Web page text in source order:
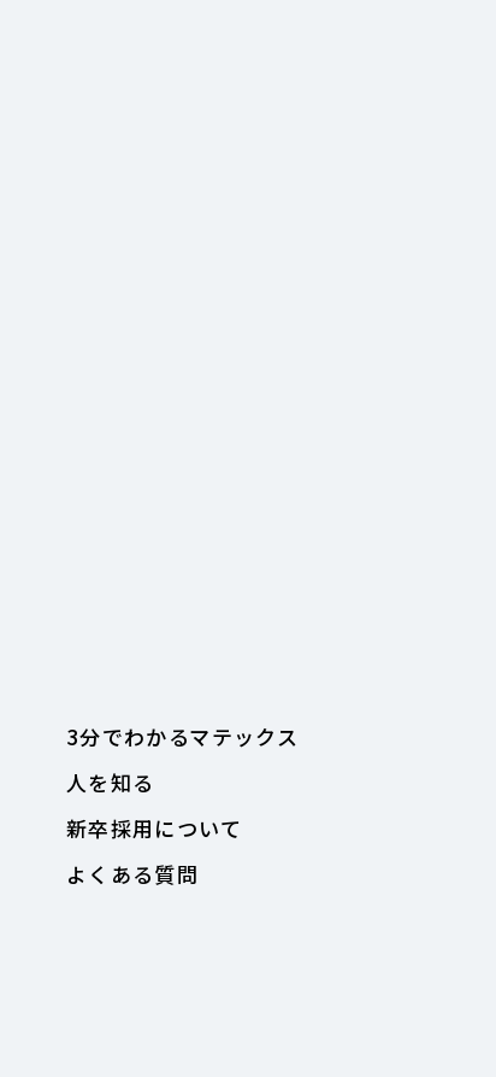
3分でわかるマテックス
人を知る
新卒採用について
よくある質問